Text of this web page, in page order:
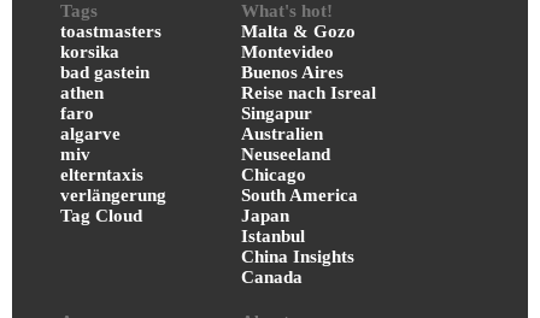
Tags
toastmasters
korsika
bad gastein
athen
faro
algarve
miv
elterntaxis
verlängerung
Tag Cloud
What's hot!
Malta & Gozo
Montevideo
Buenos Aires
Reise nach Isreal
Singapur
Australien
Neuseeland
Chicago
South America
Japan
Istanbul
China Insights
Canada